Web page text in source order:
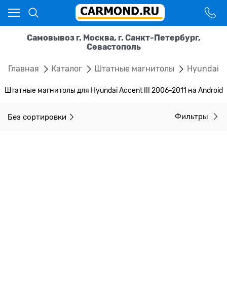
Самовывоз г. Москва, г. Санкт-Петербург,
Севастополь
Главная Каталог Штатные магнитолы Hyundai
Штатные магнитолы для Hyundai Accent III 2006-2011 на Android
Без сортировки Фильтры